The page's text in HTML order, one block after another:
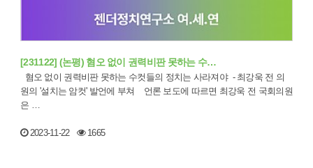
[231122] (논평) 혐오 없이 권력비판 못하는 수…
원의 '설치는 암컷' 발언에 부쳐 언론 보도에 따르면 최강욱 전 국회의원
은 …
2023-11-22 1665